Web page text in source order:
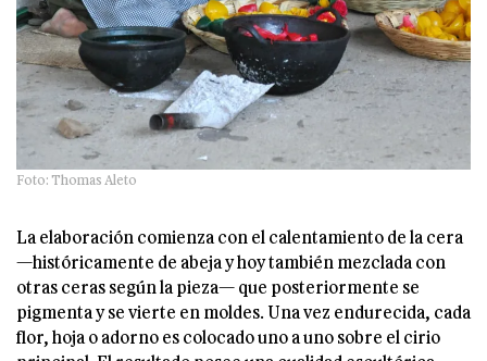
Foto: Thomas Aleto
La elaboración comienza con el calentamiento de la cera
—históricamente de abeja y hoy también mezclada con
otras ceras según la pieza— que posteriormente se
pigmenta y se vierte en moldes. Una vez endurecida, cada
flor, hoja o adorno es colocado uno a uno sobre el cirio